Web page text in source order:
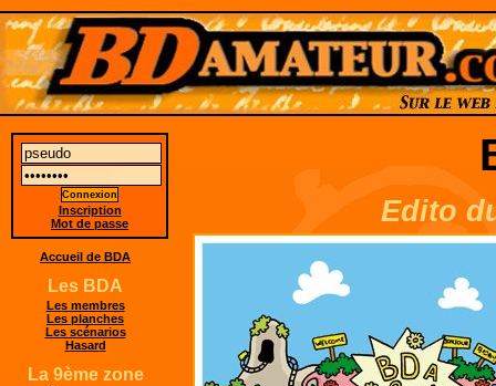
Edito
Inscription
Mot de passe
Accueil de BDA
Les BDA
Les membres
Les planches
Les scénarios
Hasard
La 9ème zone